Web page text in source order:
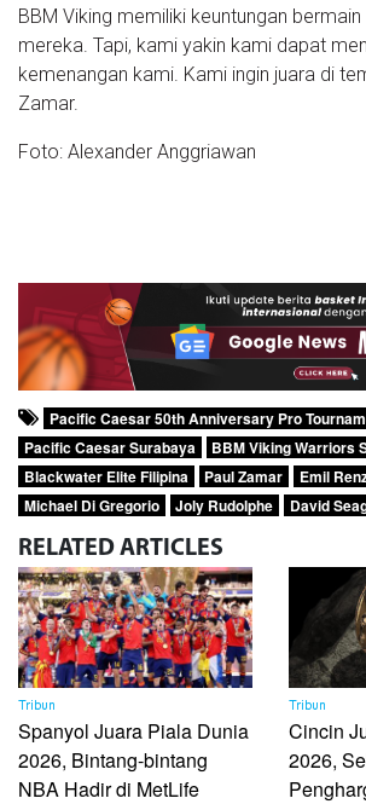
BBM Viking memiliki keuntungan
mereka. Tapi, kami yakin kami dapat
kemenangan kami. Kami ingin juara di
Zamar.
Foto: Alexander Anggriawan
Pacific Caesar 50th Anniversary Pro
Pacific Caesar Surabaya
BBM Viking Warriors
Blackwater Elite Filipina
Paul Zamar
Emil
Michael Di Gregorio
Joly Rudolphe David
RELATED ARTICLES
Tribun
Spanyol Juara Piala Dunia
2026, Bintang-bintang
NBA Hadir di MetLife
Tribun
Cincin
2026,